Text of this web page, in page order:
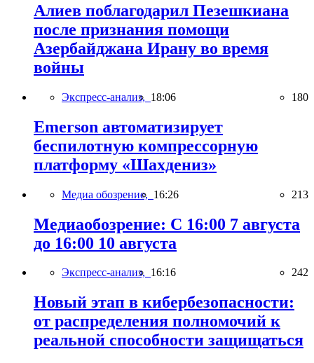
Алиев поблагодарил Пезешкиана
после признания помощи
Азербайджана Ирану во время
войны
Экспресс-анализ, 18:06 180
Emerson автоматизирует
беспилотную компрессорную
платформу «Шахдениз»
Медиа обозрение, 16:26 213
Медиаобозрение: С 16:00 7 августа
до 16:00 10 августа
Экспресс-анализ, 16:16 242
Новый этап в кибербезопасности:
от распределения полномочий к
реальной способности защищаться